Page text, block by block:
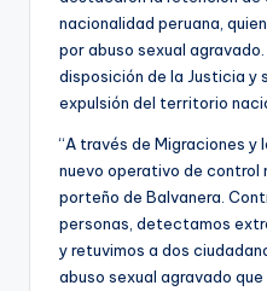
nacionalidad peruana,
por abuso sexual
disposición de la Justicia y
expulsión del territorio
“A través de Migraciones y
nuevo operativo de control
porteño de Balvanera.
personas, detectamos
y retuvimos a dos
abuso sexual agravado que